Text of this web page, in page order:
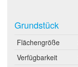
Grundstück
Flächengröße
Verfügbarkeit